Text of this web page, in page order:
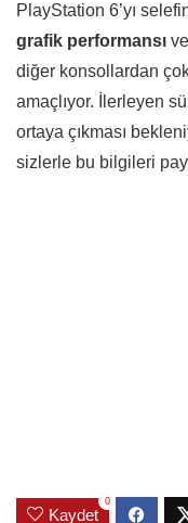
PlayStation 6’yı
grafik performansı
diğer konsollardan
amaçlıyor. İlerleyen
ortaya çıkması
sizlerle bu bilgileri
Kaydet
0